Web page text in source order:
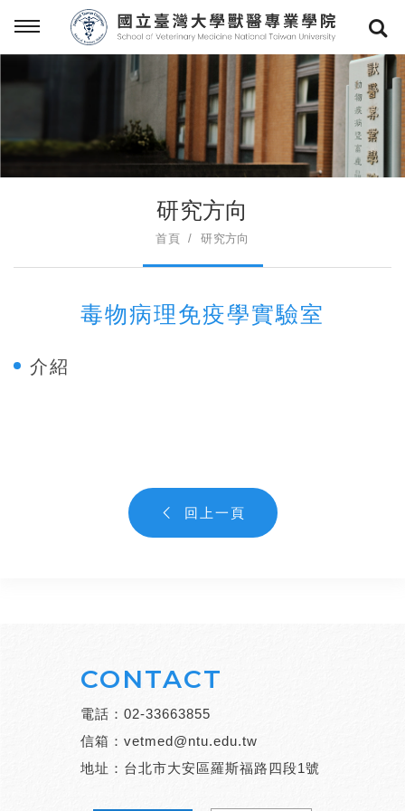
研究方向
首頁 研究方向
毒物病理免疫學實驗室
介紹
回上一頁
CONTACT
電話： 02-33663855
信箱： vetmed@ntu.edu.tw
地址：台北市大安區羅斯福路四段1號